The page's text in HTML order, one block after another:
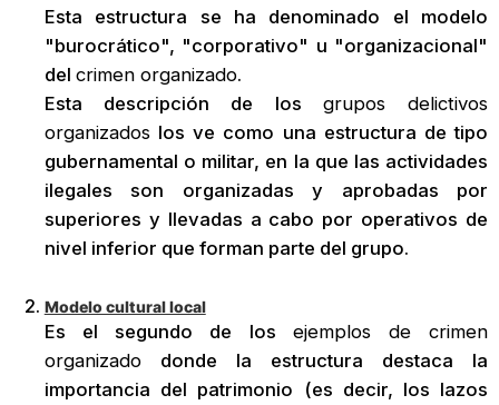
Esta estructura se ha denominado el modelo
"burocrático", "corporativo" u "organizacional"
del crimen organizado.
Esta descripción de los grupos delictivos
organizadoslos ve como una estructura de tipo
gubernamental o militar, en la que las actividades
ilegales son organizadas y aprobadas por
superiores y llevadas a cabo por operativos de
nivel inferior que forman parte del grupo.
Modelo cultural local
Es el segundo de los ejemplos de crimen
organizadodonde la estructura destaca la
importancia del patrimonio (es decir, los lazos